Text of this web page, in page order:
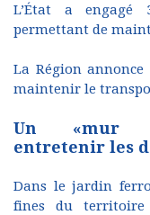
L’État a engagé
permettant de
La Région
maintenir le
Un «mur
entretenir les
Dans le jardin
fines du